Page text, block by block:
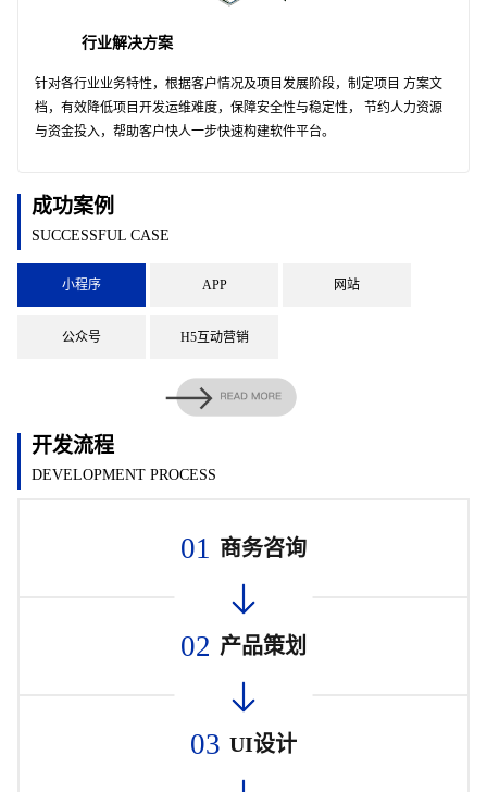
行业解决方案
针对各行业业务特性，根据客户情况及项目发展阶段，制定项目 方案文
档，有效降低项目开发运维难度，保障安全性与稳定性， 节约人力资源
与资金投入，帮助客户快人一步快速构建软件平台。
成功案例
SUCCESSFUL CASE
小程序 APP 网站
公众号 H5互动营销
开发流程
DEVELOPMENT PROCESS
01 商务咨询
02 产品策划
03 UI设计